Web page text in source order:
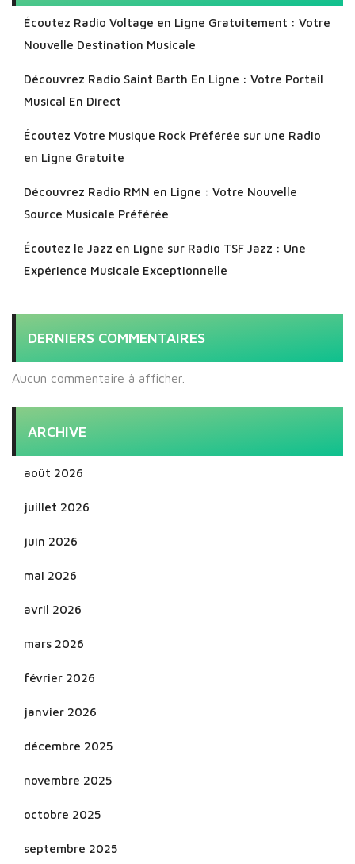
Écoutez Radio Voltage en Ligne Gratuitement : Votre
Nouvelle Destination Musicale
Découvrez Radio Saint Barth En Ligne : Votre Portail
Musical En Direct
Écoutez Votre Musique Rock Préférée sur une Radio
en Ligne Gratuite
Découvrez Radio RMN en Ligne : Votre Nouvelle
Source Musicale Préférée
Écoutez le Jazz en Ligne sur Radio TSF Jazz : Une
Expérience Musicale Exceptionnelle
DERNIERS COMMENTAIRES
Aucun commentaire à afficher.
ARCHIVE
août 2026
juillet 2026
juin 2026
mai 2026
avril 2026
mars 2026
février 2026
janvier 2026
décembre 2025
novembre 2025
octobre 2025
septembre 2025